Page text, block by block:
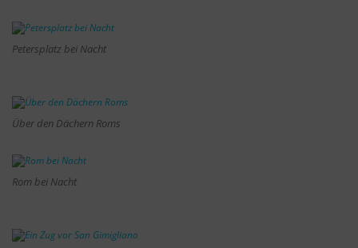
Petersplatz bei Nacht
Über den Dächern Roms
Rom bei Nacht